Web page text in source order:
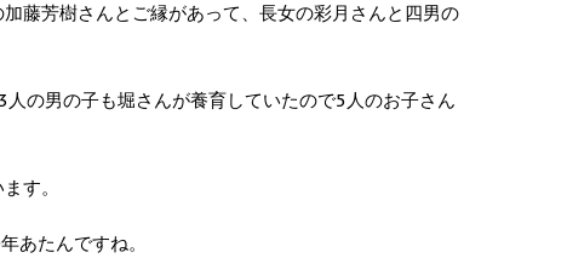
藤芳樹さんとご縁があって、長女の彩月さんと四男の
の男の子も堀さんが養育していたので5人のお子さん
す。
あたんですね。